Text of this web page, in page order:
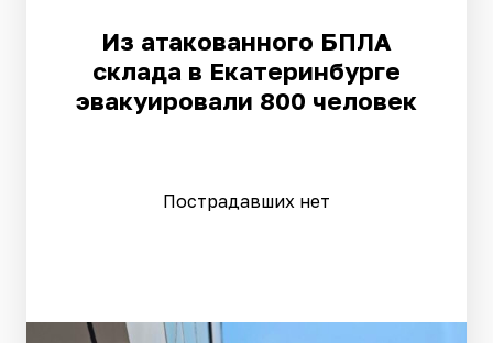
Из атакованного БПЛА
склада в Екатеринбурге
эвакуировали 800 человек
Пострадавших нет